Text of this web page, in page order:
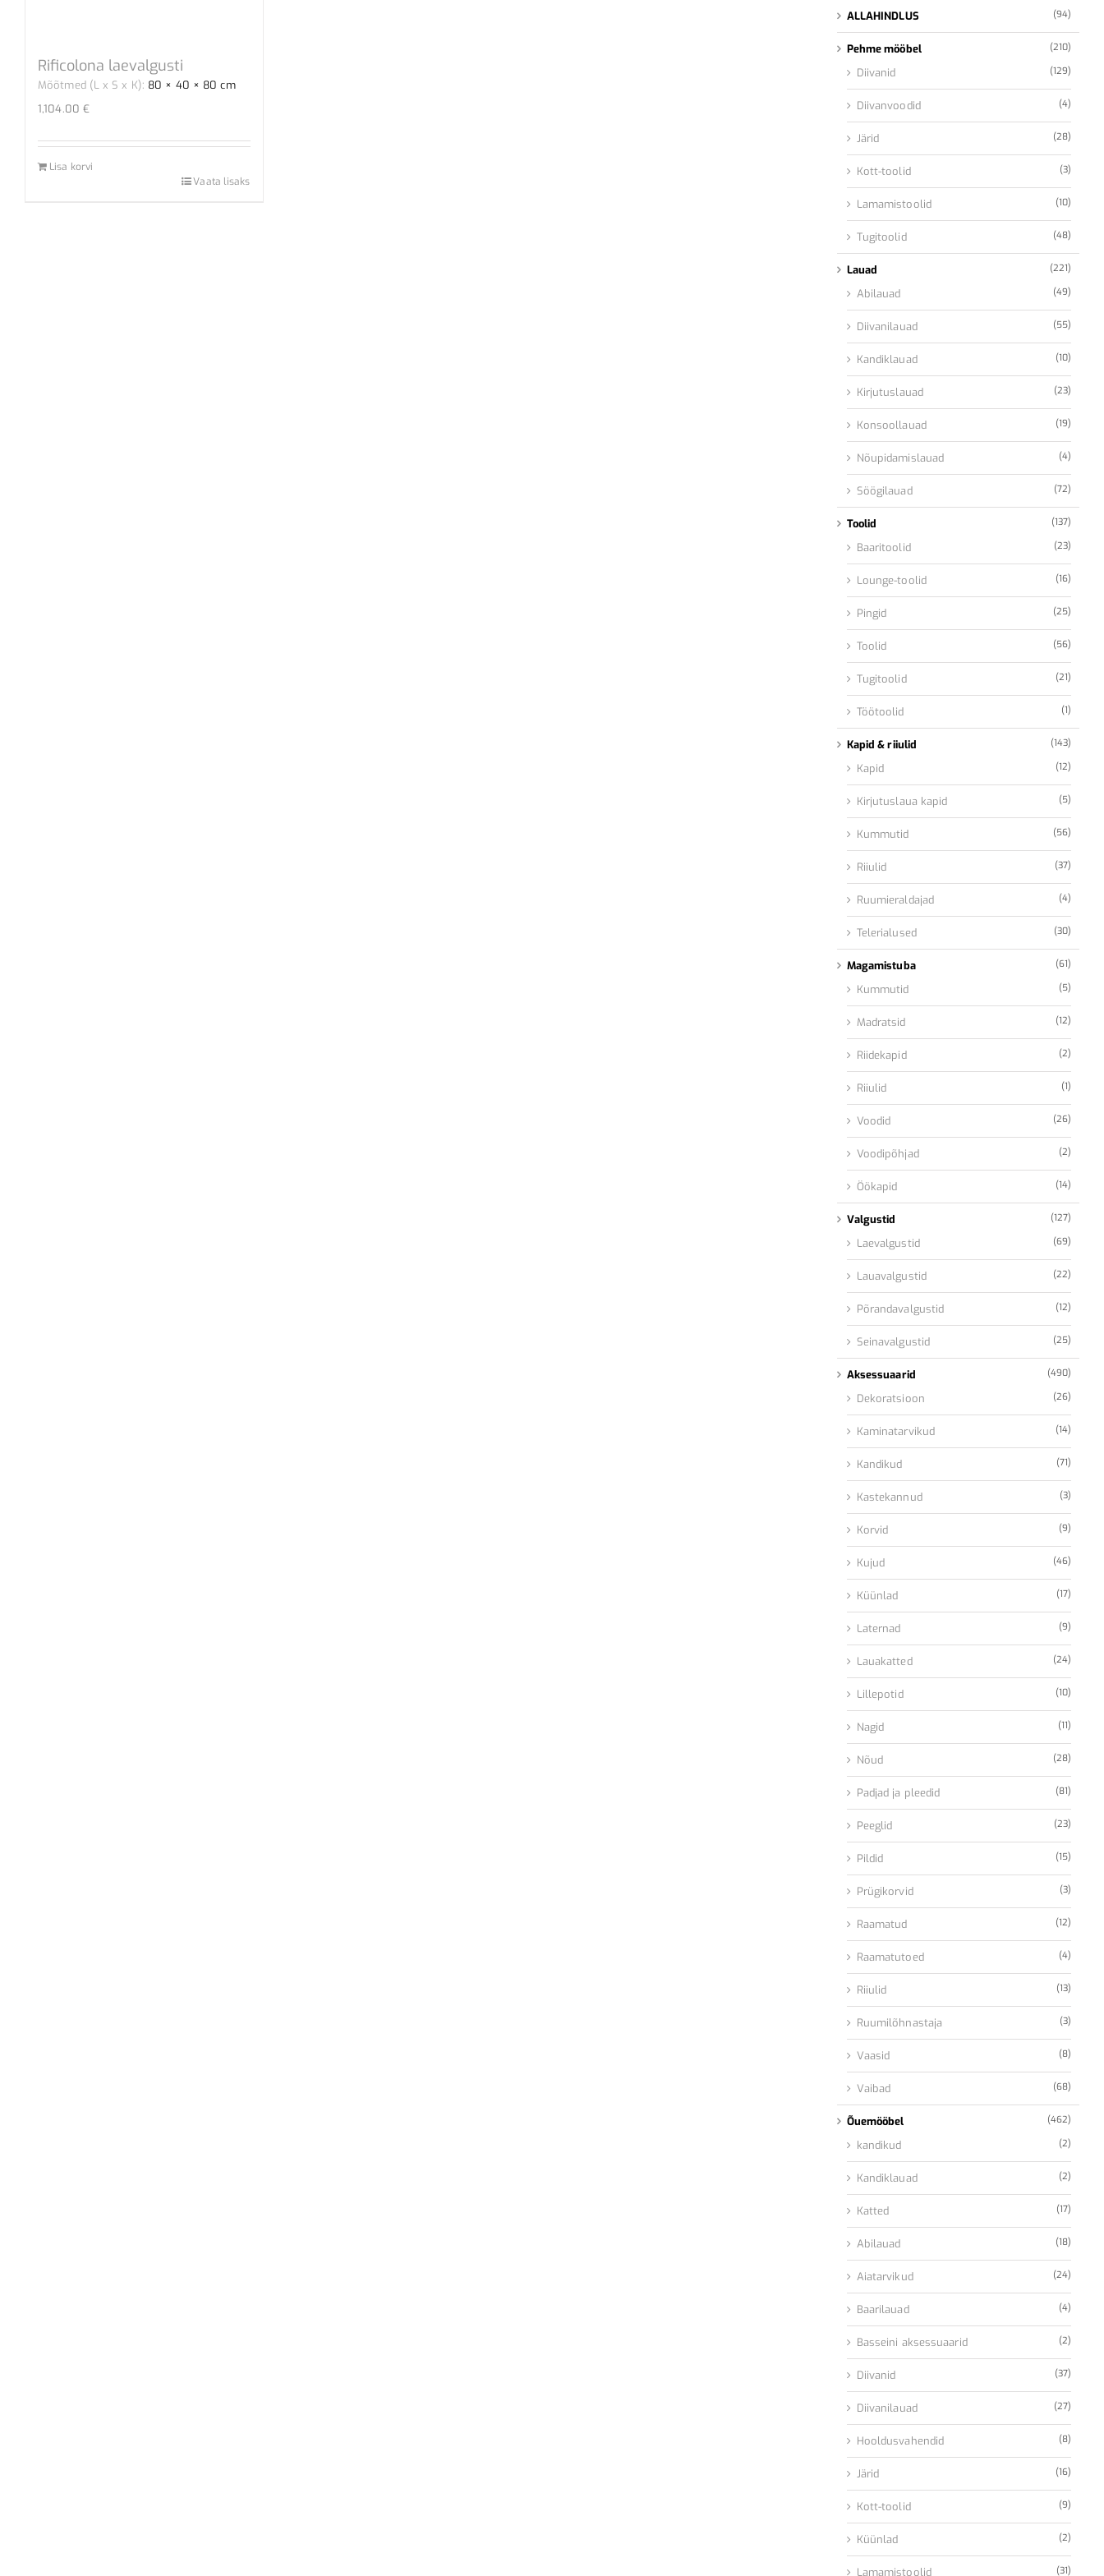
Rificolona laevalgusti
Mõõtmed (L x S x K): 80 × 40 × 80 cm
1,104.00 €
Lisa korvi
Vaata lisaks
ALLAHINDLUS (94)
Pehme mööbel (210)
Diivanid (129)
Diivanvoodid (4)
Järid (28)
Kott-toolid (3)
Lamamistoolid (10)
Tugitoolid (48)
Lauad (221)
Abilauad (49)
Diivanilauad (55)
Kandiklauad (10)
Kirjutuslauad (23)
Konsoollauad (19)
Nõupidamislauad (4)
Söögilauad (72)
Toolid (137)
Baaritoolid (23)
Lounge-toolid (16)
Pingid (25)
Toolid (56)
Tugitoolid (21)
Töötoolid (1)
Kapid & riiulid (143)
Kapid (12)
Kirjutuslaua kapid (5)
Kummutid (56)
Riiulid (37)
Ruumieraldajad (4)
Telerialused (30)
Magamistuba (61)
Kummutid (5)
Madratsid (12)
Riidekapid (2)
Riiulid (1)
Voodid (26)
Voodipõhjad (2)
Öökapid (14)
Valgustid (127)
Laevalgustid (69)
Lauavalgustid (22)
Põrandavalgustid (12)
Seinavalgustid (25)
Aksessuaarid (490)
Dekoratsioon (26)
Kaminatarvikud (14)
Kandikud (71)
Kastekannud (3)
Korvid (9)
Kujud (46)
Küünlad (17)
Laternad (9)
Lauakatted (24)
Lillepotid (10)
Nagid (11)
Nõud (28)
Padjad ja pleedid (81)
Peeglid (23)
Pildid (15)
Prügikorvid (3)
Raamatud (12)
Raamatutoed (4)
Riiulid (13)
Ruumilõhnastaja (3)
Vaasid (8)
Vaibad (68)
Õuemööbel (462)
kandikud (2)
Kandiklauad (2)
Katted (17)
Abilauad (18)
Aiatarvikud (24)
Baarilauad (4)
Basseini aksessuaarid (2)
Diivanid (37)
Diivanilauad (27)
Hooldusvahendid (8)
Järid (16)
Kott-toolid (9)
Küünlad (2)
Lamamistoolid (31)